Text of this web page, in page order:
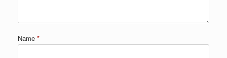
Name *